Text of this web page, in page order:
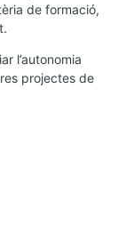
de formació,
l’autonomia
projectes de